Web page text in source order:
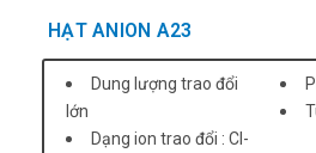
HẠT ANION A23
Dung lượng trao đổi
lớn
Dạng ion trao đổi : Cl-